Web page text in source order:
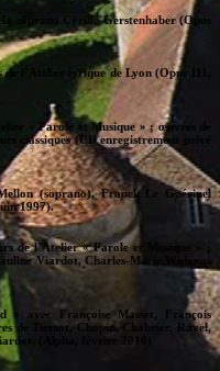
soprano Cyrille Gerstenhaber (Opus
l’Atelier lyrique de Lyon (Opus 111,
« Parole et Musique » ; œuvres de
classiques (CD enregistrement privé
(soprano), Franck Le Guérinel
1997).
de l’Atelier « Parole et Musique » ;
Viardot, Charles-Marie Widor…
» avec Françoise Masset, François
de Tiersot, Chopin, Chabrier, Ravel,
(Alpha, février 2010)